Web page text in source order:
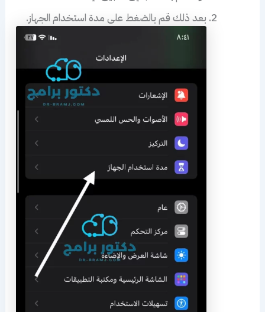
بعد ذلك قم بالضغط على مدة استخدام الجهاز.